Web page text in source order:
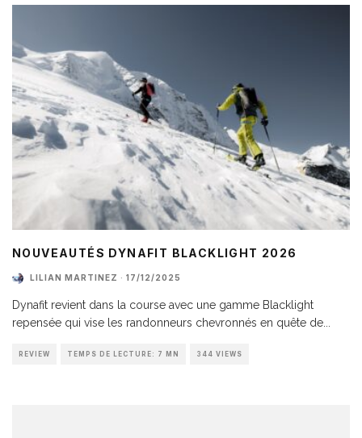
NOUVEAUTÉS DYNAFIT BLACKLIGHT 2026
LILIAN MARTINEZ · 17/12/2025
Dynafit revient dans la course avec une gamme Blacklight
repensée qui vise les randonneurs chevronnés en quête de
REVIEW TEMPS DE LECTURE: 7 MN 344 VIEWS